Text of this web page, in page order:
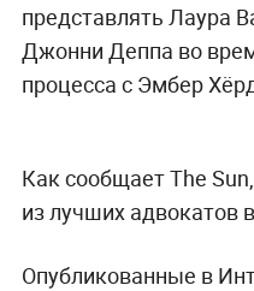
представлять Лаура
Джонни Деппа во
процесса с Эмбер
Как сообщает The
из лучших адвокатов
Опубликованные в